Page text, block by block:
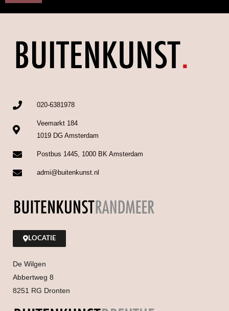
020-6381978
Veemarkt 184
1019 DG Amsterdam
Postbus 1445, 1000 BK Amsterdam
admi@buitenkunst.nl
LOCATIE
De Wilgen
Abbertweg 8
8251 RG Dronten